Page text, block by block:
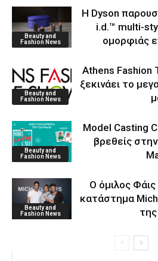
Beauty and
Fashion News
Η Dyson
i.d.™ multi-
ομορφιάς
Beauty and
Fashion News
Athens Fashion
ξεκινάει το
Beauty and
Fashion News
Model Casting
βρεθείς
Beauty and
Fashion News
O όμιλος
κατάστημα